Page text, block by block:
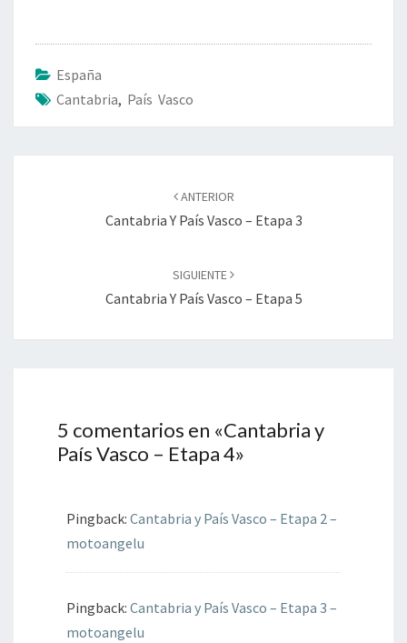
España
Cantabria, País Vasco
ANTERIOR
Cantabria Y País Vasco – Etapa 3
SIGUIENTE
Cantabria Y País Vasco – Etapa 5
5 comentarios en «Cantabria y
País Vasco – Etapa 4»
Pingback: Cantabria y País Vasco – Etapa 2 –
motoangelu
Pingback: Cantabria y País Vasco – Etapa 3 –
motoangelu